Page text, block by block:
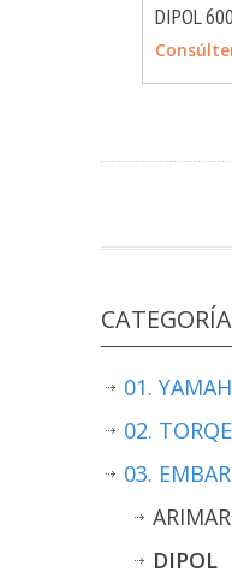
DIPOL
01.
02.
03.
ARIMAR
DIPOL